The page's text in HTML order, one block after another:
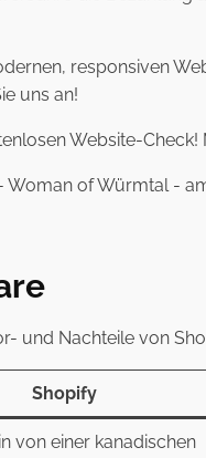
responsiven
uns an!
Website-Check!
of Würmtal -
und Nachteile von
Shopify
von einer kanadischen